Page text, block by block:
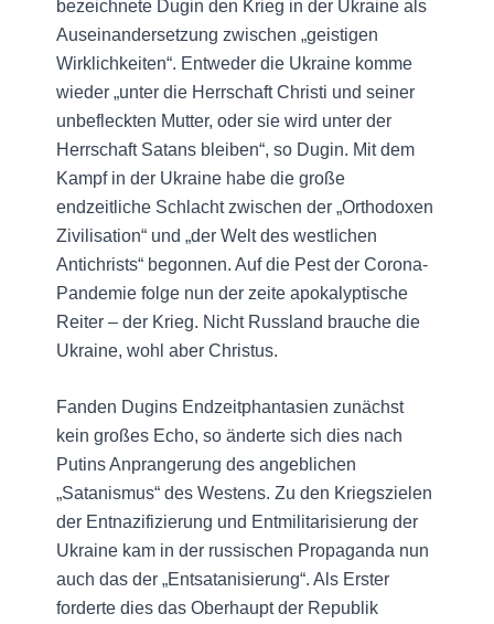
bezeichnete Dugin den Krieg in der Ukraine als
Auseinandersetzung zwischen „geistigen
Wirklichkeiten“. Entweder die Ukraine komme
wieder „unter die Herrschaft Christi und seiner
unbefleckten Mutter, oder sie wird unter der
Herrschaft Satans bleiben“, so Dugin. Mit dem
Kampf in der Ukraine habe die große
endzeitliche Schlacht zwischen der „Orthodoxen
Zivilisation“ und „der Welt des westlichen
Antichrists“ begonnen. Auf die Pest der Corona-
Pandemie folge nun der zeite apokalyptische
Reiter – der Krieg. Nicht Russland brauche die
Ukraine, wohl aber Christus.
Fanden Dugins Endzeitphantasien zunächst
kein großes Echo, so änderte sich dies nach
Putins Anprangerung des angeblichen
„Satanismus“ des Westens. Zu den Kriegszielen
der Entnazifizierung und Entmilitarisierung der
Ukraine kam in der russischen Propaganda nun
auch das der „Entsatanisierung“. Als Erster
forderte dies das Oberhaupt der Republik